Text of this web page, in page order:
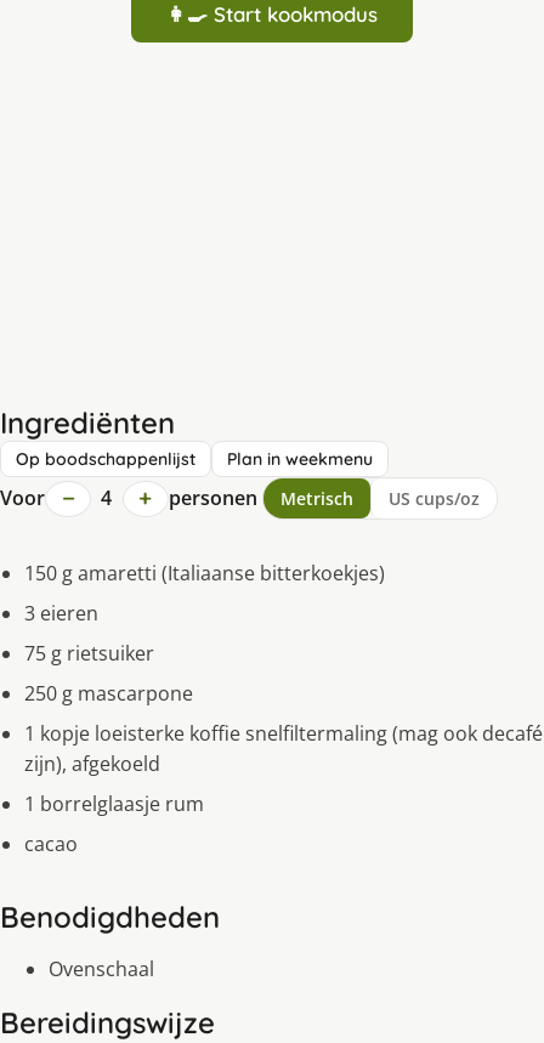
👩‍🍳 Start kookmodus
Ingrediënten
Op boodschappenlijst Plan in weekmenu
Voor − 4 + personen Metrisch US cups/oz
150 g amaretti (Italiaanse bitterkoekjes)
3 eieren
75 g rietsuiker
250 g mascarpone
1 kopje loeisterke koffie snelfiltermaling (mag ook decafé
zijn), afgekoeld
1 borrelglaasje rum
cacao
Benodigdheden
Ovenschaal
Bereidingswijze